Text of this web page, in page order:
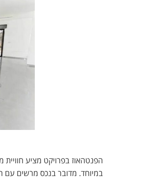
במיוחד. מדובר בנכס מרשים עם